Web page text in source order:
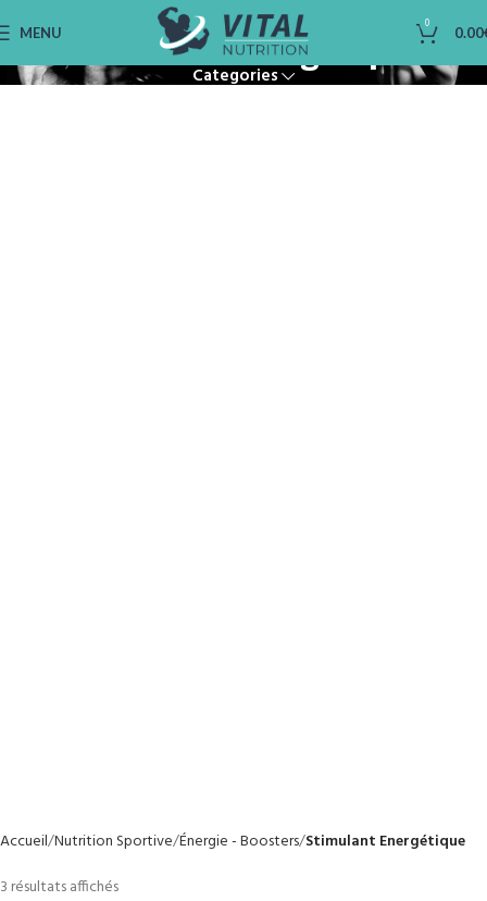
MENU 0 0.00
Stimulant Energétique
Categories
Accueil Nutrition Sportive Énergie - Boosters Stimulant Energétique
3 résultats affichés